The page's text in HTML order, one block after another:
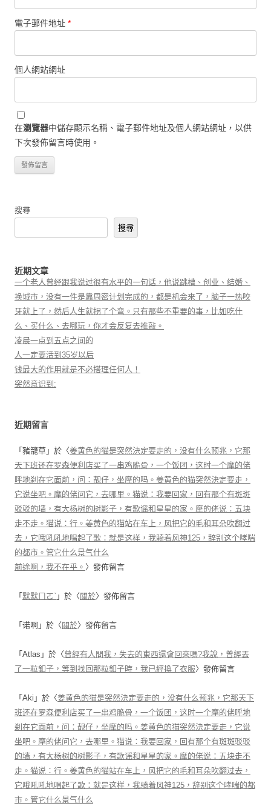
電子郵件地址 *
個人網站網址
在瀏覽器中儲存顯示名稱、電子郵件地址及個人網站網址，以供
下次發佈留言時使用。
搜尋
搜尋
近期文章
一个老人曾经跟我说过很有水平的一句话，他说跳槽、创业、结婚、
换城市，没有一件是靠周密计划完成的，都是机会来了，脑子一热咬
牙就上了，然后人生就拐了个弯。只有那些不重要的事，比如吃什
么、买什么、去哪玩，你才会反复去推敲。
凌晨一点到五点之间的
人一定要活到35岁以后
钱最大的作用就是不必搭理任何人！
突然意识到:
近期留言
「 豬籠草 」於〈姜黄色的猫是突然決定要走的，没有什么预兆，它那
天下班还在罗森便利店买了一串鸡脆骨，一个饭团，这时一个摩的佬
呼地刹在它面前，问：靓仔，坐摩的吗。姜黄色的猫突然決定要走，
它说坐吧。摩的佬问它，去哪里。猫说：我要回家，回有那个有斑斑
驳驳的墙，有大杨树的树影子，有歌谣和星星的家。摩的佬说：五块
走不走。猫说：行。姜黄色的猫站在车上，风把它的毛和耳朵吹翻过
去，它哦吼吼地唱起了歌：就是这样，我骑着风神125，辞别这个哮喘
的都市。管它什么景气什么
前途啊，我不在乎。 〉發佈留言
「 默默ㄇㄛˋ 」於〈 關於〉發佈留言
「 诺啊 」於〈 關於〉發佈留言
「 Atlas 」於〈曾經有人問我，失去的東西還會回來嗎?我說，曾經丟
了一粒釦子，等到找回那粒釦子時，我已經換了衣服〉發佈留言
「 Aki 」於〈姜黄色的猫是突然決定要走的，没有什么预兆，它那天下
班还在罗森便利店买了一串鸡脆骨，一个饭团，这时一个摩的佬呼地
刹在它面前，问：靓仔，坐摩的吗。姜黄色的猫突然決定要走，它说
坐吧。摩的佬问它，去哪里。猫说：我要回家，回有那个有斑斑驳驳
的墙，有大杨树的树影子，有歌谣和星星的家。摩的佬说：五块走不
走。猫说：行。姜黄色的猫站在车上，风把它的毛和耳朵吹翻过去，
它哦吼吼地唱起了歌：就是这样，我骑着风神125，辞别这个哮喘的都
市。管它什么景气什么